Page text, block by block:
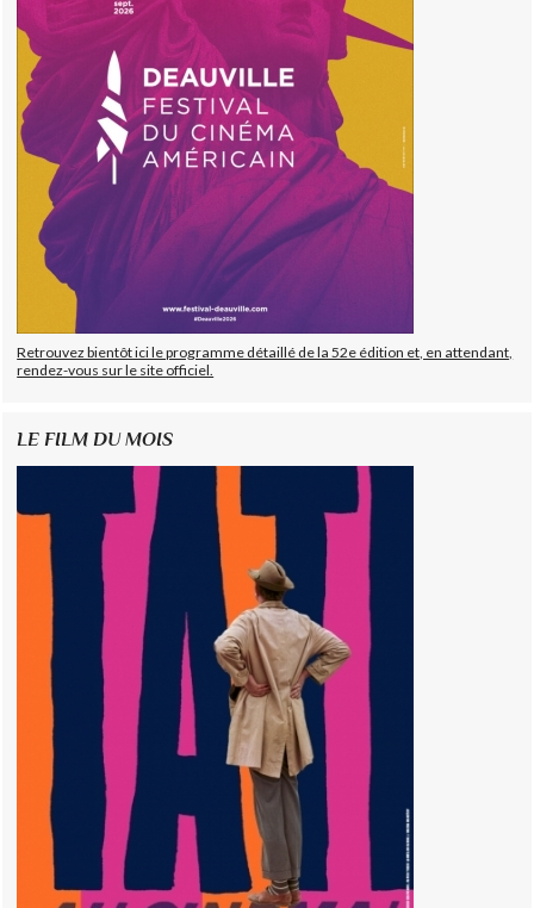
Retrouvez bientôt ici le programme détaillé de la 52e édition et, en attendant,
rendez-vous sur le site officiel.
LE FILM DU MOIS